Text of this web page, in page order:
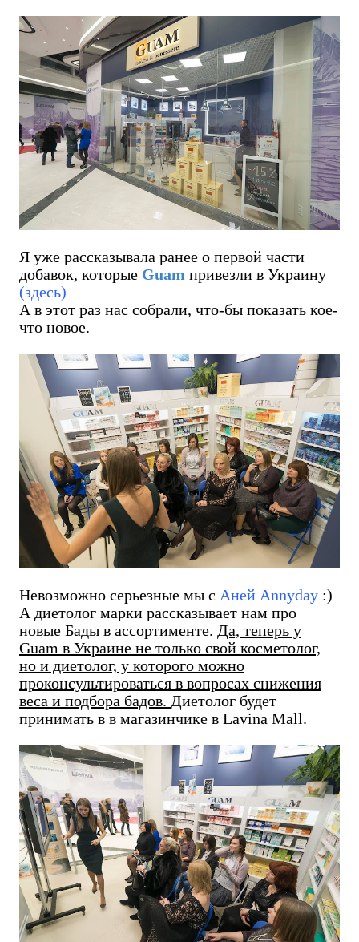
Я уже рассказывала ранее о первой части
добавок, которые Guam привезли в Украину
(здесь)
А в этот раз нас собрали, что-бы показать кое-
что новое.
Невозможно серьезные мы с Аней Annyday :)
А диетолог марки рассказывает нам про
новые Бады в ассортименте. Да, теперь у
Guam в Украине не только свой косметолог,
но и диетолог, у которого можно
проконсультироваться в вопросах снижения
веса и подбора бадов. Диетолог будет
принимать в в магазинчике в Lavina Mall.